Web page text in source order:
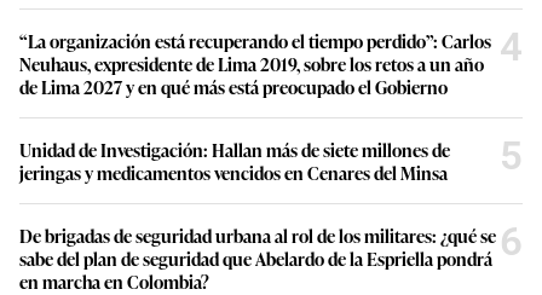
“La organización está recuperando el tiempo perdido”: Carlos
Neuhaus, expresidente de Lima 2019, sobre los retos a un año
de Lima 2027 y en qué más está preocupado el Gobierno
4
Unidad de Investigación: Hallan más de siete millones de
jeringas y medicamentos vencidos en Cenares del Minsa
5
De brigadas de seguridad urbana al rol de los militares: ¿qué se
sabe del plan de seguridad que Abelardo de la Espriella pondrá
en marcha en Colombia?
6